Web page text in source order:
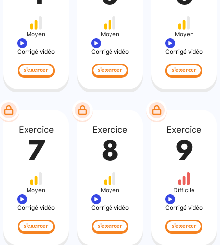
Moyen
Corrigé vidéo
s'exercer
Moyen
Corrigé vidéo
s'exercer
Moyen
Corrigé vidéo
s'exercer
Exercice
7
Moyen
Corrigé vidéo
s'exercer
Exercice
8
Moyen
Corrigé vidéo
s'exercer
Exercice
9
Difficile
Corrigé vidéo
s'exercer